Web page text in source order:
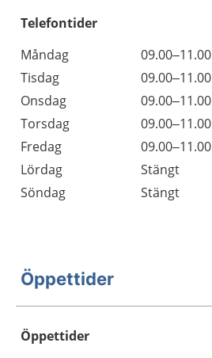
Telefontider
Måndag
09.00–11.00
Tisdag
09.00–11.00
Onsdag
09.00–11.00
Torsdag
09.00–11.00
Fredag
09.00–11.00
Lördag
Stängt
Söndag
Stängt
Öppettider
Öppettider